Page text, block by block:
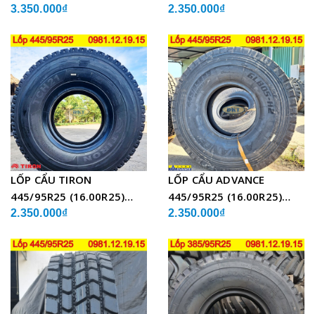
XE CẨU
3.350.000₫
MSVO1 BỐ THÉP LẮP XE
2.350.000₫
LỐP CẨU TIRON
445/95R25 (16.00R25)
TCH21 BỐ THÉP
2.350.000₫
LỐP CẨU ADVANCE
445/95R25 (16.00R25)
GLB05 BỐ THÉP
2.350.000₫